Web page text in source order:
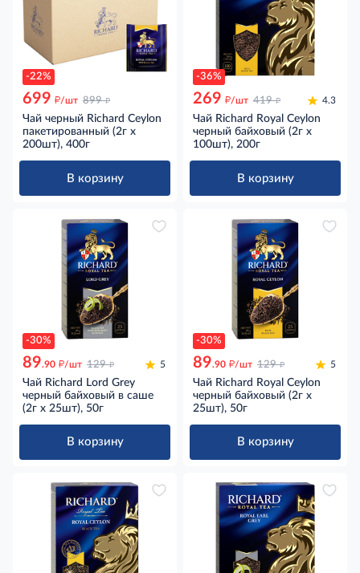
-22%
699 д/шт 899 д
Чай черный Richard Ceylon
пакетированный (2г x
200шт), 400г
В корзину
-36%
269 д/шт 419 д 4.3
Чай Richard Royal Ceylon
черный байховый (2г х
100шт), 200г
В корзину
-30%
89.90 д/шт 129 д 5
Чай Richard Lord Grey
черный байховый в саше
(2г х 25шт), 50г
В корзину
-30%
89.90 д/шт 129 д 5
Чай Richard Royal Ceylon
черный байховый (2г х
25шт), 50г
В корзину